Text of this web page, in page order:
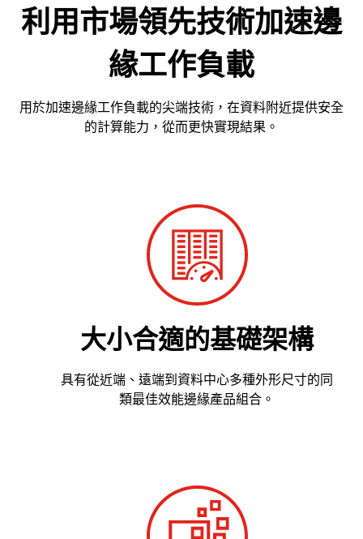
利用市場領先技術加速邊
緣工作負載
用於加速邊緣工作負載的尖端技術，在資料附近提供安全
的計算能力，從而更快實現結果。
大小合適的基礎架構
具有從近端、遠端到資料中心多種外形尺寸的同
類最佳效能邊緣產品組合。